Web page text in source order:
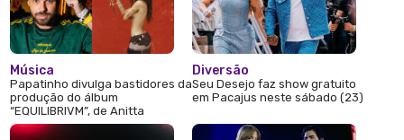
Música
Papatinho divulga bastidores da
produção do álbum
“EQUILIBRIVM”, de Anitta
Diversão
Seu Desejo faz show gratuito
em Pacajus neste sábado (23)